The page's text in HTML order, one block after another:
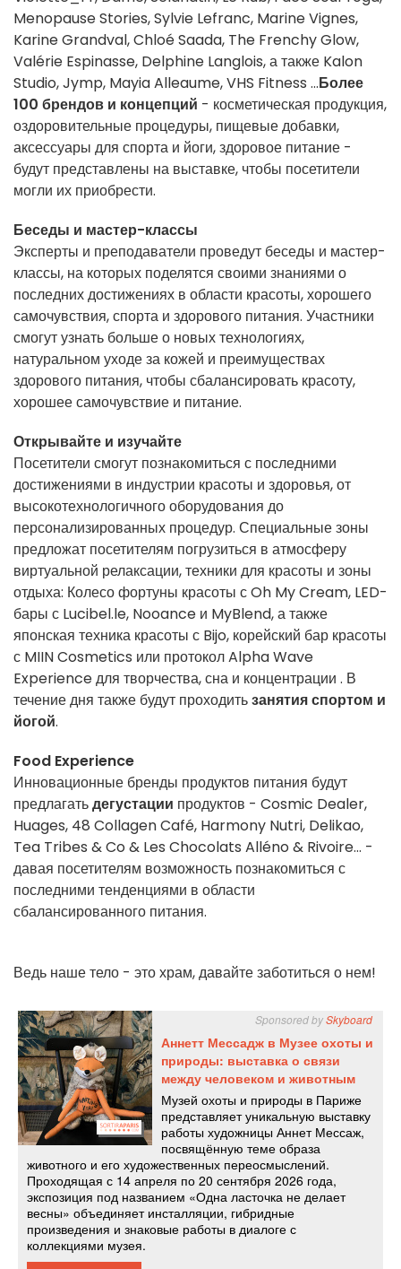
Menopause Stories, Sylvie Lefranc, Marine Vignes,
Karine Grandval,Chloé Saada, The Frenchy Glow,
Valérie Espinasse, Delphine Langlois, а также Kalon
Studio, Jymp, Mayia Alleaume, VHS Fitness ...Более
100 брендов и концепций - косметическая продукция,
оздоровительные процедуры, пищевые добавки,
аксессуары для спорта и йоги, здоровое питание -
будут представлены на выставке, чтобы посетители
могли их приобрести.
Беседы и мастер-классы
Эксперты и преподаватели проведут беседы и мастер-
классы, на которых поделятся своими знаниями о
последних достижениях в области красоты, хорошего
самочувствия, спорта и здорового питания. Участники
смогут узнать больше о новых технологиях,
натуральном уходе за кожей и преимуществах
здорового питания, чтобы сбалансировать красоту,
хорошее самочувствие и питание.
Открывайте и изучайте
Посетители смогут познакомиться с последними
достижениями в индустрии красоты и здоровья, от
высокотехнологичного оборудования до
персонализированных процедур. Специальные зоны
предложат посетителям погрузиться в атмосферу
виртуальной релаксации, техники для красоты и зоны
отдыха: Колесо фортуны красоты сOh My Cream, LED-
бары с Lucibel.le, Nooance и MyBlend, а также
японская техника красоты с Bijo, корейский бар красоты
с MIIN Cosmetics или протоколAlpha Wave
Experienceдля творчества, сна и концентрации . В
течение дня также будут проходитьзанятия спортом и
йогой.
Food Experience
Инновационные бренды продуктов питания будут
предлагатьдегустации продуктов - Cosmic Dealer,
Huages, 48 Collagen Café, Harmony Nutri, Delikao,
Tea Tribes & Co & Les Chocolats Alléno & Rivoire... -
давая посетителям возможность познакомиться с
последними тенденциями в области
сбалансированного питания.
Ведь наше тело - это храм, давайте заботиться о нем!